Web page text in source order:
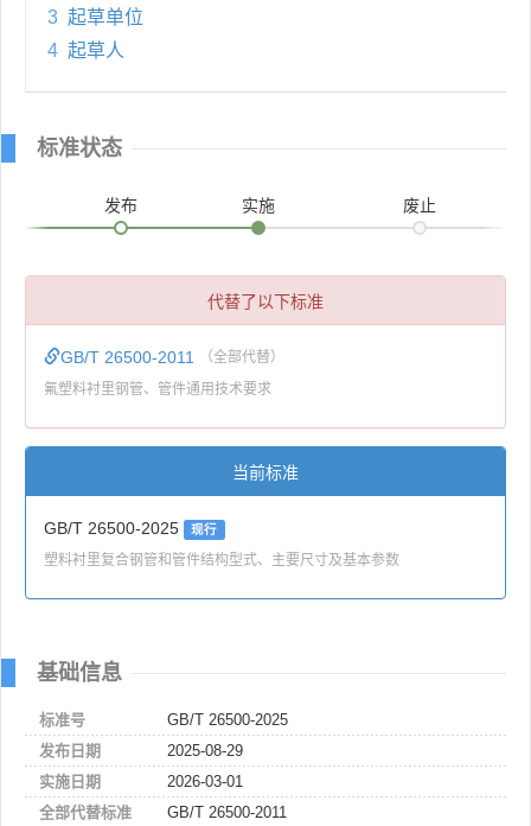
3 起草单位
4 起草人
标准状态
发布 实施 废止
代替了以下标准
GB/T 26500-2011 （全部代替）
氟塑料衬里钢管、管件通用技术要求
当前标准
GB/T 26500-2025 现行
塑料衬里复合钢管和管件结构型式、主要尺寸及基本参数
基础信息
标准号
GB/T 26500-2025
发布日期
2025-08-29
实施日期
2026-03-01
全部代替标准
GB/T 26500-2011